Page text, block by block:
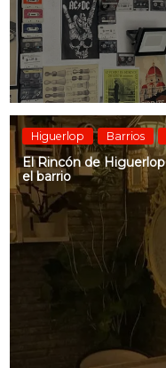
Higuerlop Barrios
El Rincón de
el barrio